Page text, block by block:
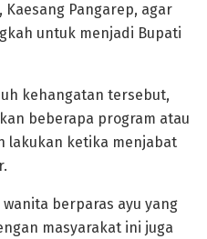
Pangarep, agar
untuk menjadi Bupati
kehangatan tersebut,
beberapa program atau
lakukan ketika menjabat
berparas ayu yang
masyarakat ini juga